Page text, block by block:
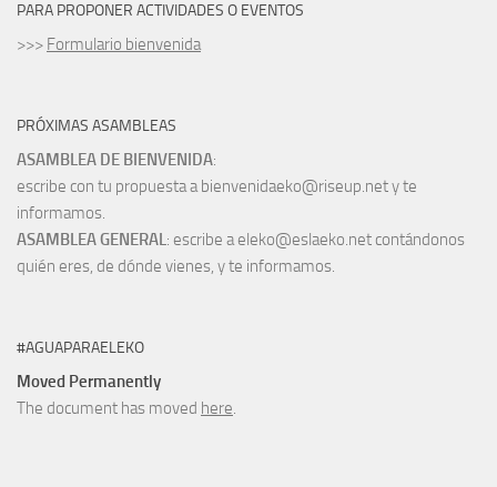
PARA PROPONER ACTIVIDADES O EVENTOS
>>> Formulario bienvenida
PRÓXIMAS ASAMBLEAS
ASAMBLEA DE BIENVENIDA:
escribe con tu propuesta a bienvenidaeko@riseup.net y te
informamos.
ASAMBLEA GENERAL: escribe a eleko@eslaeko.net contándonos
quién eres, de dónde vienes, y te informamos.
#AGUAPARAELEKO
Moved Permanently
The document has moved here.